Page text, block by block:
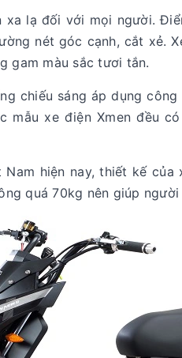
xa lạ đối với mọi người.
nét góc cạnh, cắt xẻ.
gam màu sắc tươi tắn.
chiếu sáng áp dụng
mẫu xe điện Xmen đều
hiện nay, thiết kế của
quá 70kg nên giúp